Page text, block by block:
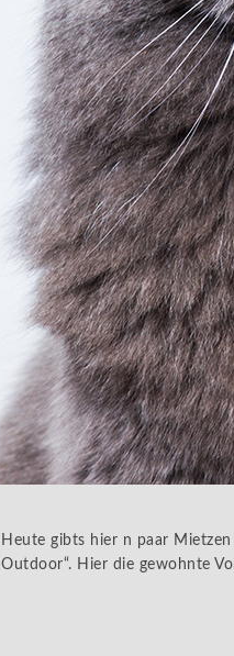
Heute gibts hier n paar
Outdoor“. Hier die gewohnte